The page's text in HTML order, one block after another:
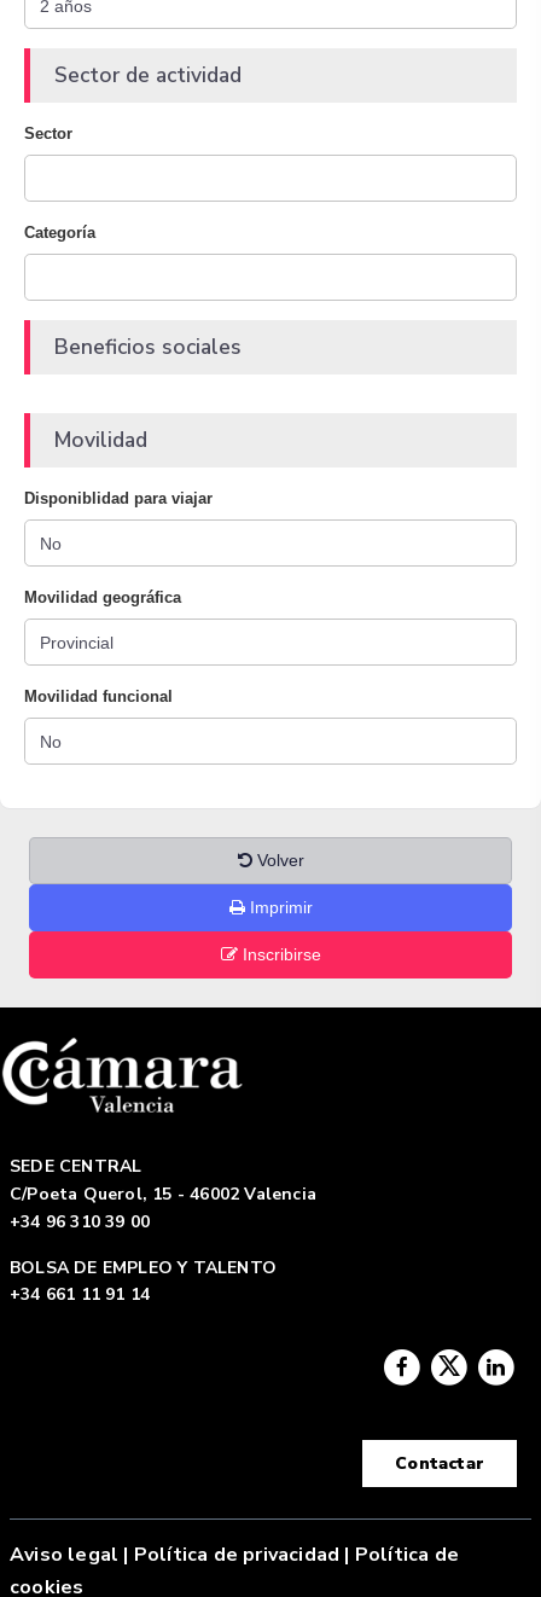
Sector de actividad
Sector
Categoría
Beneficios sociales
Movilidad
Disponiblidad para viajar
Movilidad geográfica
Movilidad funcional
Volver
Imprimir
Inscribirse
SEDE CENTRAL
C/Poeta Querol, 15 - 46002 Valencia
+34 96 310 39 00
BOLSA DE EMPLEO Y TALENTO
+34 661 11 91 14
Contactar
Aviso legal | Política de privacidad | Política de
cookies